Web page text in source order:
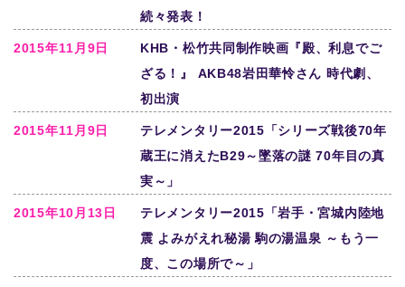
続々発表！
2015年11月9日
KHB・松竹共同制作映画『殿、利息でご
ざる！』 AKB48岩田華怜さん 時代劇、
初出演
2015年11月9日
テレメンタリー2015「シリーズ戦後70年
蔵王に消えたB29～墜落の謎 70年目の真
実～」
2015年10月13日
テレメンタリー2015「岩手・宮城内陸地
震 よみがえれ秘湯 駒の湯温泉 ～もう一
度、この場所で～」